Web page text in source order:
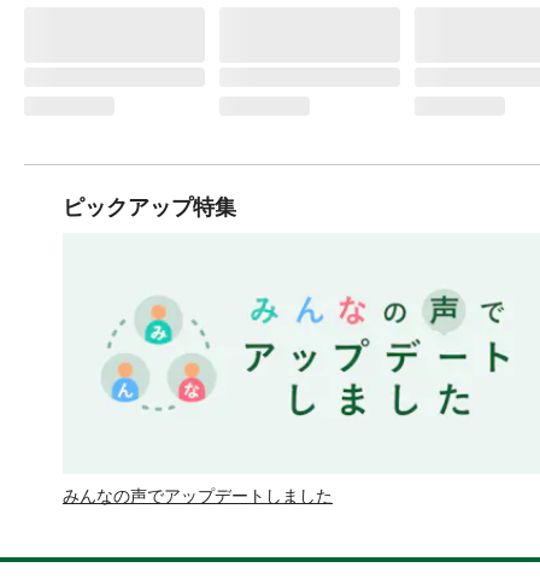
ピックアップ特集
みんなの声でアップデートしました